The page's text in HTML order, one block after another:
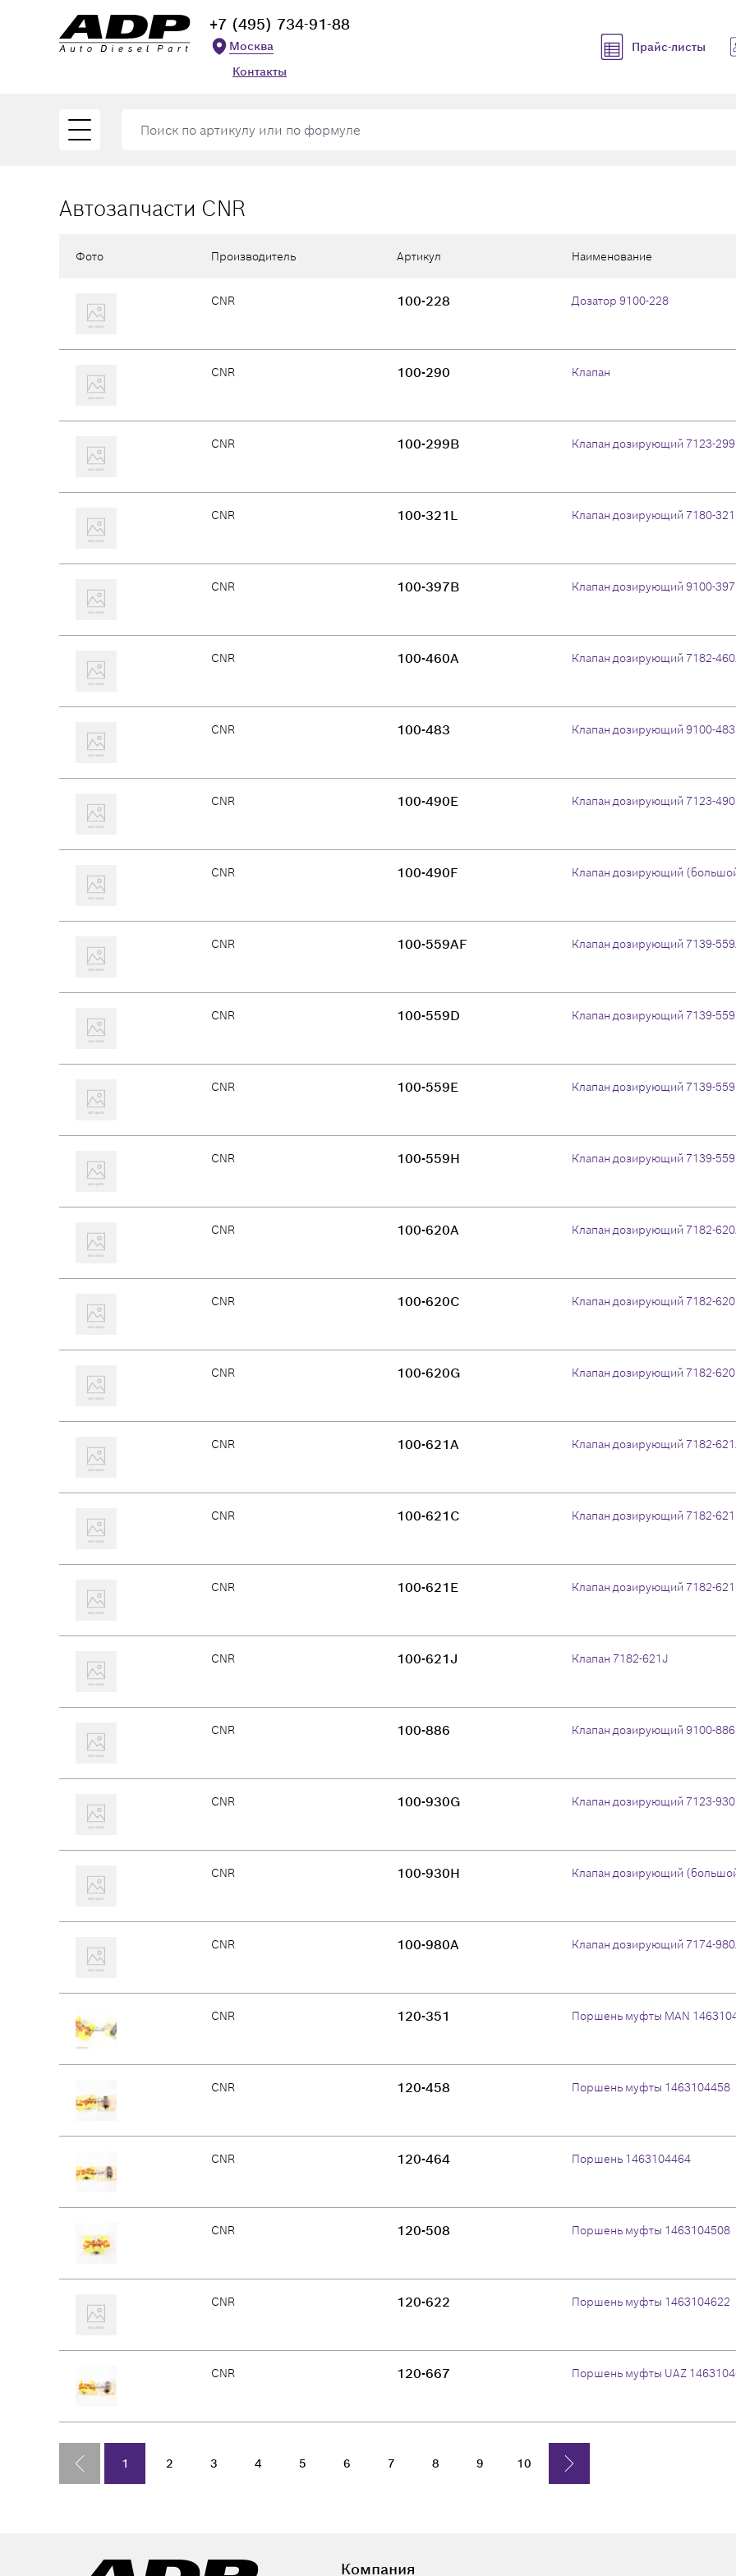
+7 (495) 734-91-88
Москва
Контакты
Прайс-листы
Автозапчасти CNR
Фото Производитель Артикул Наименование
CNR 100-228 Дозатор 9100-228
CNR 100-290 Клапан
CNR 100-299B Клапан дозирующий 7123-
CNR 100-321L Клапан дозирующий 7180-
CNR 100-397B Клапан дозирующий 9100-
CNR 100-460A Клапан дозирующий 7182-
CNR 100-483 Клапан дозирующий 9100-483
CNR 100-490E Клапан дозирующий 7123-
CNR 100-490F Клапан дозирующий
CNR 100-559AF Клапан дозирующий 7139-
CNR 100-559D Клапан дозирующий 7139-
CNR 100-559E Клапан дозирующий 7139-
CNR 100-559H Клапан дозирующий 7139-
CNR 100-620A Клапан дозирующий 7182-
CNR 100-620C Клапан дозирующий 7182-
CNR 100-620G Клапан дозирующий 7182-
CNR 100-621A Клапан дозирующий 7182-
CNR 100-621C Клапан дозирующий 7182-
CNR 100-621E Клапан дозирующий 7182-
CNR 100-621J Клапан 7182-621J
CNR 100-886 Клапан дозирующий 9100-886
CNR 100-930G Клапан дозирующий 7123-
CNR 100-930H Клапан дозирующий
CNR 100-980A Клапан дозирующий 7174-
CNR 120-351 Поршень муфты MAN
CNR 120-458 Поршень муфты 1463104458
CNR 120-464 Поршень 1463104464
CNR 120-508 Поршень муфты 1463104508
CNR 120-622 Поршень муфты 1463104622
CNR 120-667 Поршень муфты UAZ
1 2 3 4 5 6 7 8 9 10
Компания